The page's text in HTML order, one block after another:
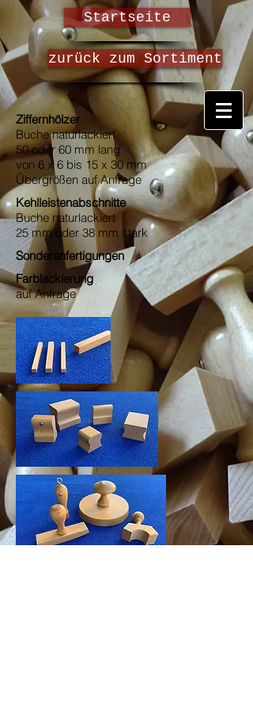
Startseite
zurück zum Sortiment
Ziffernhölzer
Buche naturlackiert
50 oder 60 mm lang
von 6 x 6 bis 15 x 30 mm
Übergrößen auf Anfrage
Kehlleistenabschnitte
Buche naturlackiert
25 mm oder 38 mm stark
Sonderanfertigungen
Farblackierung
auf Anfrage